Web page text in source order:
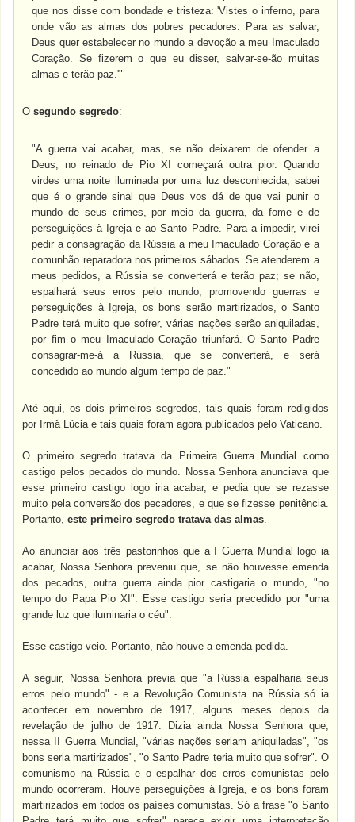
que nos disse com bondade e tristeza: 'Vistes o inferno, para
onde vão as almas dos pobres pecadores. Para as salvar,
Deus quer estabelecer no mundo a devoção a meu Imaculado
Coração. Se fizerem o que eu disser, salvar-se-ão muitas
almas e terão paz.'"
Osegundo segredo:
"A guerra vai acabar, mas, se não deixarem de ofender a
Deus, no reinado de Pio XI começará outra pior. Quando
virdes uma noite iluminada por uma luz desconhecida, sabei
que é o grande sinal que Deus vos dá de que vai punir o
mundo de seus crimes, por meio da guerra, da fome e de
perseguições à Igreja e ao Santo Padre. Para a impedir, virei
pedir a consagração da Rússia a meu Imaculado Coração e a
comunhão reparadora nos primeiros sábados. Se atenderem a
meus pedidos, a Rússia se converterá e terão paz; se não,
espalhará seus erros pelo mundo, promovendo guerras e
perseguições à Igreja, os bons serão martirizados, o Santo
Padre terá muito que sofrer, várias nações serão aniquiladas,
por fim o meu Imaculado Coração triunfará. O Santo Padre
consagrar-me-á a Rússia, que se converterá, e será
concedido ao mundo algum tempo de paz."
Até aqui, os dois primeiros segredos, tais quais foram redigidos
por Irmã Lúcia e tais quais foram agora publicados pelo Vaticano.
O primeiro segredo tratava da Primeira Guerra Mundial como
castigo pelos pecados do mundo. Nossa Senhora anunciava que
esse primeiro castigo logo iria acabar, e pedia que se rezasse
muito pela conversão dos pecadores, e que se fizesse penitência.
Portanto,este primeiro segredo tratava das almas.
Ao anunciar aos três pastorinhos que a I Guerra Mundial logo ia
acabar, Nossa Senhora preveniu que, se não houvesse emenda
dos pecados, outra guerra ainda pior castigaria o mundo, "no
tempo do Papa Pio XI". Esse castigo seria precedido por "uma
grande luz que iluminaria o céu".
Esse castigo veio. Portanto, não houve a emenda pedida.
A seguir, Nossa Senhora previa que "a Rússia espalharia seus
erros pelo mundo" - e a Revolução Comunista na Rússia só ia
acontecer em novembro de 1917, alguns meses depois da
revelação de julho de 1917. Dizia ainda Nossa Senhora que,
nessa II Guerra Mundial, "várias nações seriam aniquiladas", "os
bons seria martirizados", "o Santo Padre teria muito que sofrer". O
comunismo na Rússia e o espalhar dos erros comunistas pelo
mundo ocorreram. Houve perseguições à Igreja, e os bons foram
martirizados em todos os países comunistas. Só a frase "o Santo